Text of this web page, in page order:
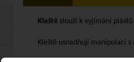
Kleště slouží k vyjímání
Kleště usnadňují manipulaci